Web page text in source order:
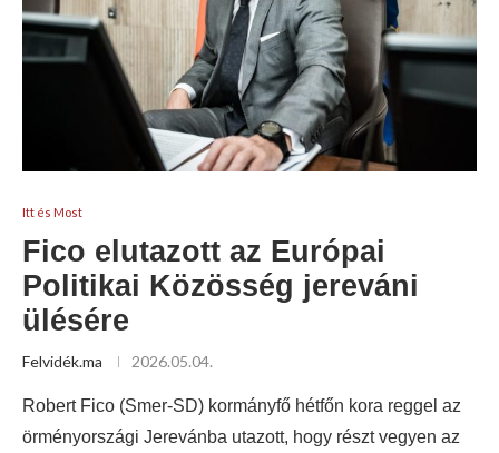
Itt és Most
Fico elutazott az Európai
Politikai Közösség jereváni
ülésére
Felvidék.ma 2026.05.04.
Robert Fico (Smer-SD) kormányfő hétfőn kora reggel az
örményországi Jerevánba utazott, hogy részt vegyen az